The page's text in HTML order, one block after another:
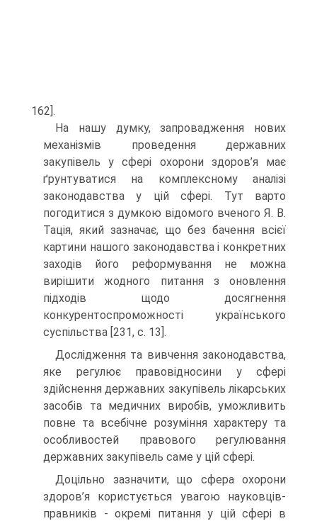
162].
На нашу думку, запровадження нових
механізмів проведення державних
закупівель у сфері охорони здоров’я має
ґрунтуватися на комплексному аналізі
законодавства у цій сфері. Тут варто
погодитися з думкою відомого вченого Я. В.
Тація, який зазначає, що без бачення всієї
картини нашого законодавства і конкретних
заходів його реформування не можна
вирішити жодного питання з оновлення
підходів щодо досягнення
конкурентоспроможності українського
суспільства [231, с. 13].
Дослідження та вивчення законодавства,
яке регулює правовідносини у сфері
здійснення державних закупівель лікарських
засобів та медичних виробів, уможливить
повне та всебічне розуміння характеру та
особливостей правового регулювання
державних закупівель саме у цій сфері.
Доцільно зазначити, що сфера охорони
здоров’я користується увагою науковців-
правників - окремі питання у цій сфері в